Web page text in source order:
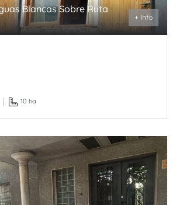
Blancas Sobre Ruta
+ Info
10 ha